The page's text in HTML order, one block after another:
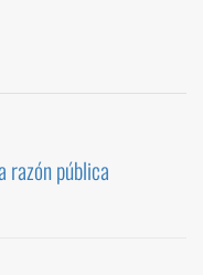
razón pública